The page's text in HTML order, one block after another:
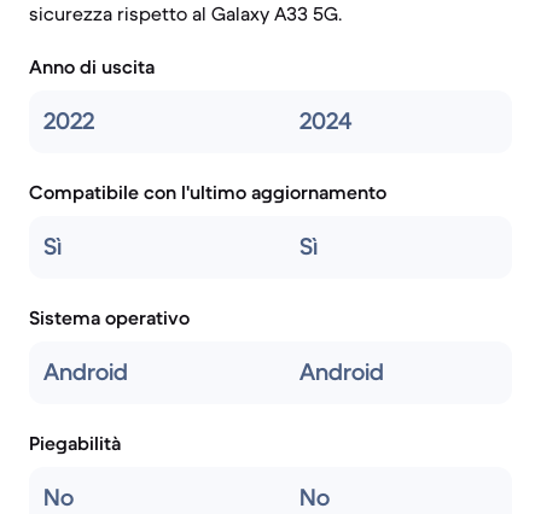
sicurezza rispetto al Galaxy A33 5G.
Anno di uscita
2022 2024
Compatibile con l'ultimo aggiornamento
Sì Sì
Sistema operativo
Android Android
Piegabilità
No No